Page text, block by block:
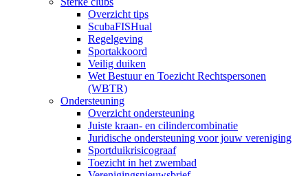
Overzicht tips
ScubaFISHual
Regelgeving
Sportakkoord
Veilig duiken
Wet Bestuur en Toezicht Rechtspersonen
(WBTR)
Ondersteuning
Overzicht ondersteuning
Juiste kraan- en cilindercombinatie
Juridische ondersteuning voor jouw vereniging
Sportduikrisicograaf
Toezicht in het zwembad